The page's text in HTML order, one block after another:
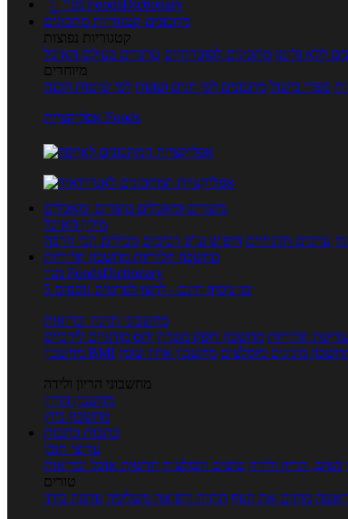

מנוי FoodsDictionary
מתכונים קטגוריות מתכונים
קטגוריות נפוצות
ללא גלוטן מתכונים לסוכרתיים טרנדים בעולם האוכל
מיוחדים
ספרי בישול מתכונים לפי חגים ועונות לפי שיטות הכנה
אפליקציית Foods
מוצרים ומאכלים מוצרים ומאכלים
מילון האוכל
ערכים תזונתיים חיפוש ע"פ רכיבים מכילים הכי הרבה
מחשבון קלוריות מחשבון קלוריות
מנוי FoodsDictionary
5 ימי ניסיון חינם - לחצו לפרטים נוספים
מחשבוני תזונה ובריאות
קלוריות מחשבון דופק מטרה יחס מותניים לירכיים
מחשבון BMI
מינונים מומלצים מחשבון אחוז שומן
מחשבוני הריון ולידה
מחשבון הריון
מחשבון ביוץ
כתבות כתבות
ערוצי תוכן
נשים, הריון ולידה טיפים והמלצות חדשות אוכל ובריאות
טורים
מזיזים את הגוף הרזיה ורפואה משלימה גורמה ביתי